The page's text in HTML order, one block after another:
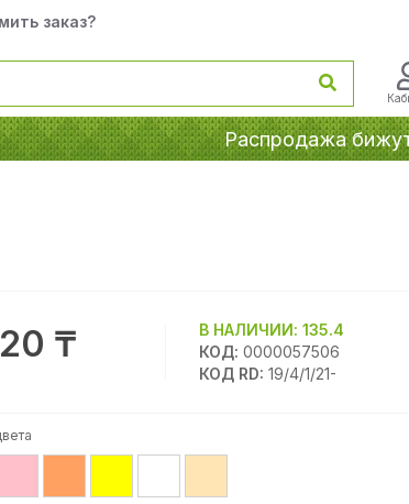
заказ?
Распродажа
₸ В НАЛИЧИИ:135.4
КОД: 0000057506
КОД RD: 19/4/1/21-